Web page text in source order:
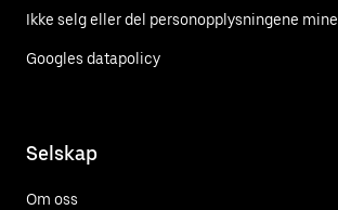
Ikke selg eller del personopplysningene mine
Googles datapolicy
Selskap
Om oss